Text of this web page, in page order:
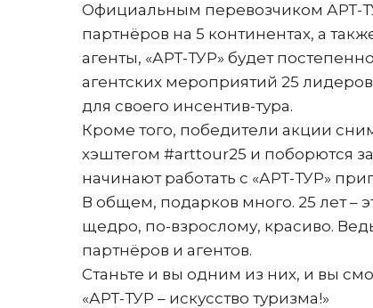
Официальным перевозчиком АРТ-
партнёров на 5 континентах, а
агенты, «АРТ-ТУР» будет
агентских мероприятий 25
для своего инсентив-тура.
Кроме того, победители акции
хэштегом #arttour25 и поборются
начинают работать с «АРТ-ТУР»
В общем, подарков много. 25 лет –
щедро, по-взрослому, красиво.
партнёров и агентов.
Станьте и вы одним из них, и вы
«АРТ-ТУР – искусство туризма!»